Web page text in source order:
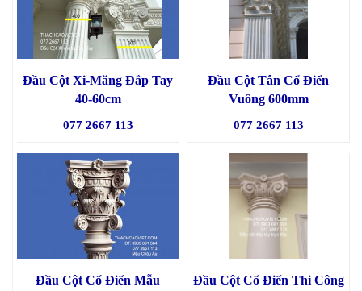
Đầu Cột Xi-Măng Đắp Tay
40-60cm
077 2667 113
Đầu Cột Tân Cổ Điển
Vuông 600mm
077 2667 113
Đầu Cột Cổ Điển Mẫu
Đầu Cột Cổ Điển Thi Công